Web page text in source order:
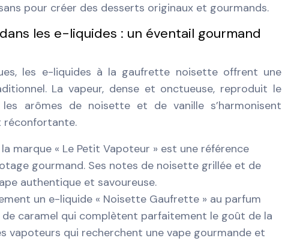
pour créer des desserts originaux et gourmands.
les e-liquides : un éventail gourmand
les e-liquides à la gaufrette noisette offrent une
La vapeur, dense et onctueuse, reproduit le
arômes de noisette et de vanille s’harmonisent
réconfortante.
marque « Le Petit Vapoteur » est une référence
gourmand. Ses notes de noisette grillée et de
authentique et savoureuse.
un e-liquide « Noisette Gaufrette » au parfum
caramel qui complètent parfaitement le goût de la
vapoteurs qui recherchent une vape gourmande et